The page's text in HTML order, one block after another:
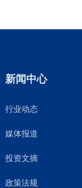
新闻中心
行业动态
媒体报道
投资文摘
政策法规